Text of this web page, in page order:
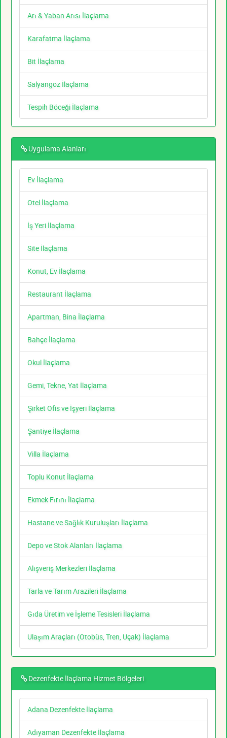
Arı & Yaban Arısı İlaçlama
Karafatma İlaçlama
Bit İlaçlama
Salyangoz İlaçlama
Tespih Böceği İlaçlama
Uygulama Alanları
Ev İlaçlama
Otel İlaçlama
İş Yeri İlaçlama
Site İlaçlama
Konut, Ev İlaçlama
Restaurant İlaçlama
Apartman, Bina İlaçlama
Bahçe İlaçlama
Okul İlaçlama
Gemi, Tekne, Yat İlaçlama
Şirket Ofis ve İşyeri İlaçlama
Şantiye İlaçlama
Villa İlaçlama
Toplu Konut İlaçlama
Ekmek Fırını İlaçlama
Hastane ve Sağlık Kuruluşları İlaçlama
Depo ve Stok Alanları İlaçlama
Alışveriş Merkezleri İlaçlama
Tarla ve Tarım Arazileri İlaçlama
Gıda Üretim ve İşleme Tesisleri İlaçlama
Ulaşım Araçları (Otobüs, Tren, Uçak) İlaçlama
Dezenfekte İlaçlama Hizmet Bölgeleri
Adana Dezenfekte İlaçlama
Adıyaman Dezenfekte İlaçlama